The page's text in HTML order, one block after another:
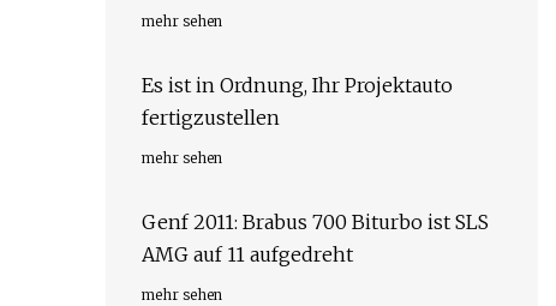
Association
mehr sehen
Es ist in Ordnung, Ihr Projektauto
fertigzustellen
mehr sehen
Genf 2011: Brabus 700 Biturbo ist SLS
AMG auf 11 aufgedreht
mehr sehen